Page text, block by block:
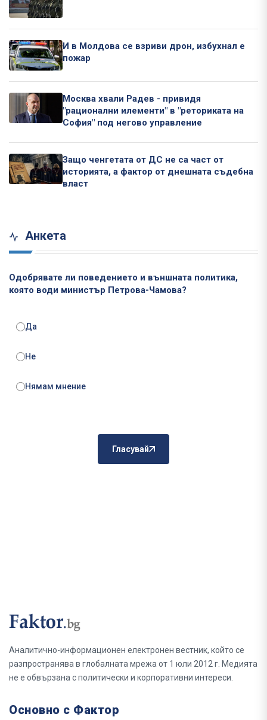
И в Молдова се взриви дрон, избухнал е
пожар
Москва хвали Радев - привидя
"рационални илементи" в "реториката на
София" под негово управление
Защо ченгетата от ДС не са част от
историята, а фактор от днешната съдебна
власт
Анкета
Одобрявате ли поведението и външната политика,
която води министър Петрова-Чамова?
Да
Не
Нямам мнение
Гласувай
Аналитично-информационен електронен вестник, който се
разпространява в глобалната мрежа от 1 юли 2012 г. Медията
не е обвързана с политически и корпоративни интереси.
Основно с Фактор